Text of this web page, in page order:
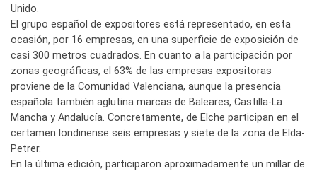
Unido.
El grupo español de expositores está representado, en esta
ocasión, por 16 empresas, en una superficie de exposición de
casi 300 metros cuadrados. En cuanto a la participación por
zonas geográficas, el 63% de las empresas expositoras
proviene de la Comunidad Valenciana, aunque la presencia
española también aglutina marcas de Baleares, Castilla-La
Mancha y Andalucía. Concretamente, de Elche participan en el
certamen londinense seis empresas y siete de la zona de Elda-
Petrer.
En la última edición, participaron aproximadamente un millar de